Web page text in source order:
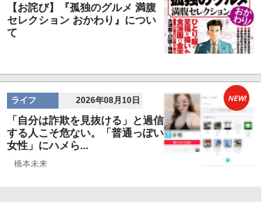
【お詫び】『孤独のグルメ 満腹
セレクション おかわり』につい
て
ライフ 2026年08月10日
「自分は詐欺を見抜ける」と過信
する人こそ危ない。「普通っぽい
女性」にハメら...
橋本未来
NEW!